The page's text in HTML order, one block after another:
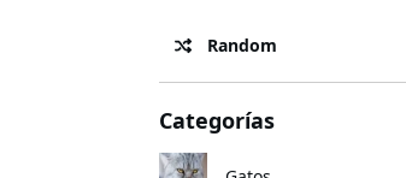
Random
Categorías